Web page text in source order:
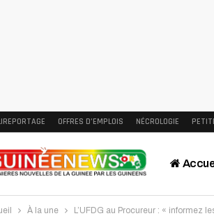
OFFRES D’EMPLOIS NÉCROLOGIE
À la une L’UFDG au Procureur : « informez